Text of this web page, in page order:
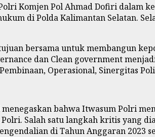
Komjen Pol Ahmad Dofiri dalam
di Polda Kalimantan Selatan.
bersama untuk membangun
dan Clean government
Operasional, Sinergitas
bahwa Itwasum Polri
Salah satu langkah kritis yang
di Tahun Anggaran